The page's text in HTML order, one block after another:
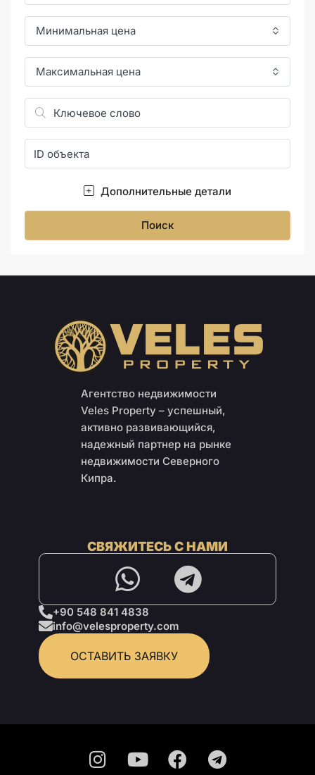
Минимальная цена
Максимальная цена
Дополнительные детали
Поиск
Агентство недвижимости
Veles Property – успешный,
активно развивающийся,
надежный партнер на рынке
недвижимости Северного
Кипра.
СВЯЖИТЕСЬ С НАМИ
+90 548 841 4838
info@velesproperty.com
ОСТАВИТЬ ЗАЯВКУ